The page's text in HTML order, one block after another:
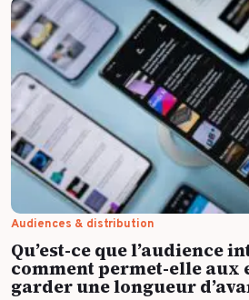
Audiences & distribution
Qu’est-ce que l’audience
comment permet-elle aux
garder une longueur